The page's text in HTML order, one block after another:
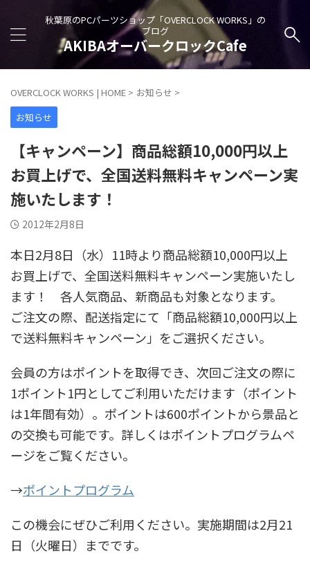
秋葉原のPCパーツショップ「OVERCLOCK WORKS」の
ブログ
AKIBAオーバークロックCafe
OVERCLOCK WORKS | HOME > お知らせ >
お知らせ
【キャンペーン】商品総額10,000円以上
お買上げで、全国送料無料キャンペーン実
施いたします！
2012年2月8日
本日2月8日（水）11時より商品総額10,000円以上
お買上げで、全国送料無料キャンペーン実施いたし
ます！ 各人気商品、新商品も対象となります。
ご注文の際、配送指定にて「商品総額10,000円以上
で送料無料キャンペーン」をご選択ください。
会員の方はポイントを取得でき、次回ご注文の際に
1ポイント1円としてご利用いただけます（ポイント
は1年間有効）。ポイントは600ポイントから景品と
の交換も可能です。詳しくはポイントプログラムペ
ージをご覧ください。
→ポイントプログラム
この機会にぜひご利用ください。実施期間は2月21
日（火曜日）までです。